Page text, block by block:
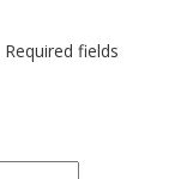
Required fields